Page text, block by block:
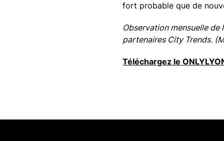
fort probable que de
Observation mensuelle
partenaires City Trends.
Téléchargez le